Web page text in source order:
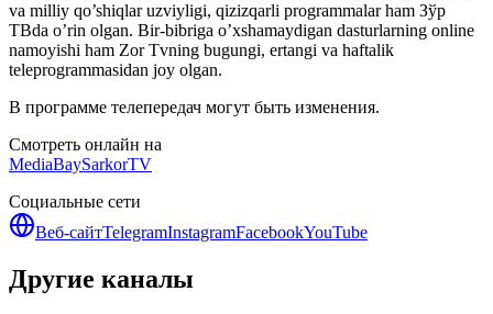
va milliy qo’shiqlar uzviyligi, qizizqarli programmalar ham Зўр
ТВda o’rin olgan. Bir-bibriga o’xshamaydigan dasturlarning online
namoyishi ham Zor Tvning bugungi, ertangi va haftalik
teleprogrammasidan joy olgan.
В программе телепередач могут быть изменения.
Смотреть онлайн на
MediaBaySarkorTV
Социальные сети
Веб-сайтTelegramInstagramFacebookYouTube
Другие каналы